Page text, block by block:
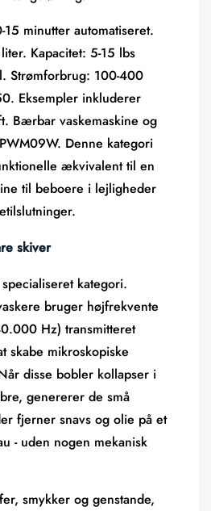
15 minutter automatiseret.
Kapacitet: 5-15 lbs
Strømforbrug: 100-400
Eksempler inkluderer
Bærbar vaskemaskine og
Denne kategori
ækvivalent til en
til beboere i lejligheder
skiver
kategori.
bruger højfrekvente
Hz) transmitteret
skabe mikroskopiske
disse bobler kollapser i
genererer de små
fjerner snavs og olie på et
- uden nogen mekanisk
smykker og genstande,